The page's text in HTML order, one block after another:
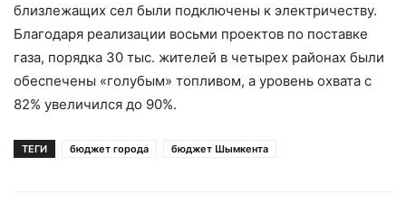
близлежащих сел были подключены к электричеству.
Благодаря реализации восьми проектов по поставке
газа, порядка 30 тыс. жителей в четырех районах были
обеспечены «голубым» топливом, а уровень охвата с
82% увеличился до 90%.
ТЕГИ бюджет города бюджет Шымкента